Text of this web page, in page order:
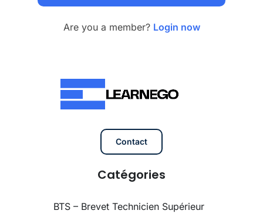
Are you a member? Login now
Contact
Catégories
BTS – Brevet Technicien Supérieur